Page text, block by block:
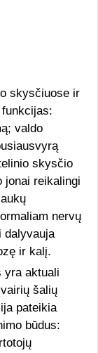
skysčiuose ir
valdo
skysčio
jonai reikalingi
nervų
dalyvauja
ir kalį.
yra aktuali
šalių
pateikia
būdus: